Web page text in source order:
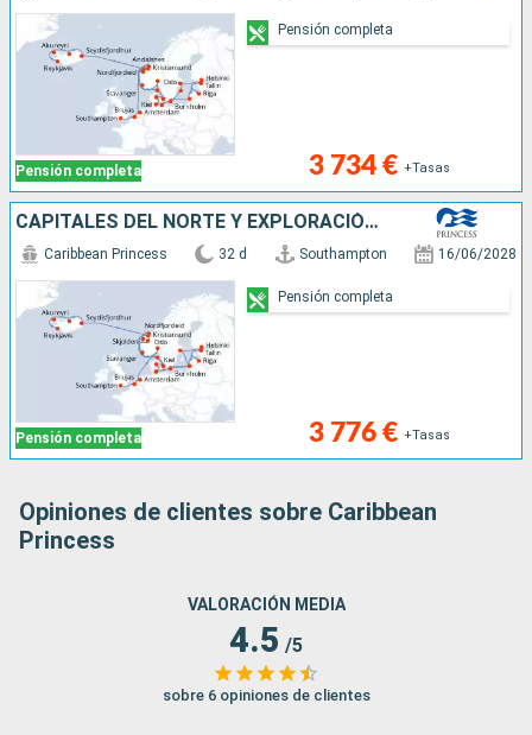
Pensión completa 3 734 € +Tasas
Pensión completa
CAPITALES DEL NORTE Y EXPLORACIÓN DE LOS
Pensión completa
Caribbean Princess 32 d Southampton 16/06/2028
3 776 € +Tasas
Pensión completa
Opiniones de clientes sobre Caribbean
Princess
VALORACIÓN MEDIA
4.5 /5
sobre 6 opiniones de clientes